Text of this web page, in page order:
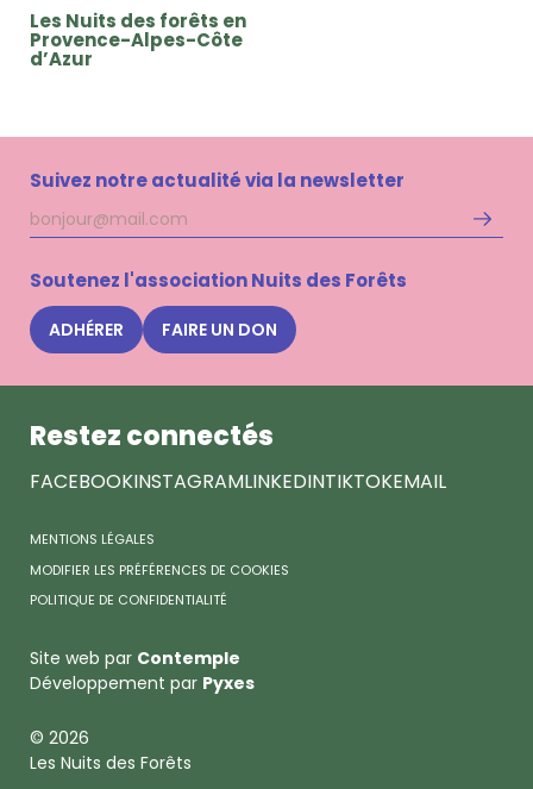
Les Nuits des forêts en
Provence-Alpes-Côte
d’Azur
Suivez notre actualité via la newsletter
Adresse
mail
Soutenez l'association Nuits des Forêts
ADHÉRER FAIRE UN DON
Restez connectés
FACEBOOKINSTAGRAMLINKEDINTIKTOKEMAIL
MENTIONS LÉGALES
MODIFIER LES PRÉFÉRENCES DE COOKIES
POLITIQUE DE CONFIDENTIALITÉ
Site web par Contemple
Développement par Pyxes
© 2026
Les Nuits des Forêts